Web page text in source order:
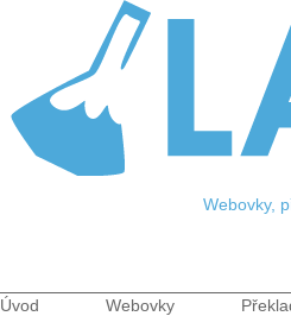
Webovky,
Úvod Webovky